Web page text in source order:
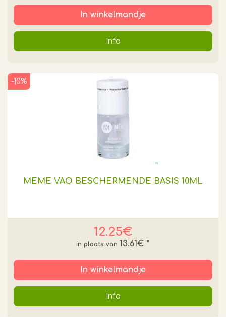
In winkelmandje
Info
MEME VAO BESCHERMENDE BASIS 10ML
12.25€
-10%
13.61€ *
In winkelmandje
Info